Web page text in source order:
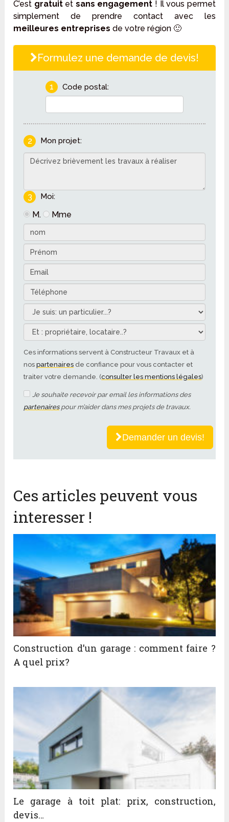
C’est gratuitet sans engagement ! Il vous permet
simplement de prendre contact avec les
meilleures entreprises de votre région 🙂
Formulez une demande de devis!
1 Code postal:
2 Mon projet:
3 Moi:
M. Mme
Ces informations servent à Constructeur Travaux et à
nospartenaires de confiance pour vous contacter et
traiter votre demande. (consulter les mentions légales)
Je souhaite recevoir par email les informations des
partenairespour m’aider dans mes projets de travaux.
Demander un devis!
Ces articles peuvent vous
interesser !
Construction d’un garage : comment faire ?
A quel prix?
Le garage à toit plat: prix, construction,
devis…